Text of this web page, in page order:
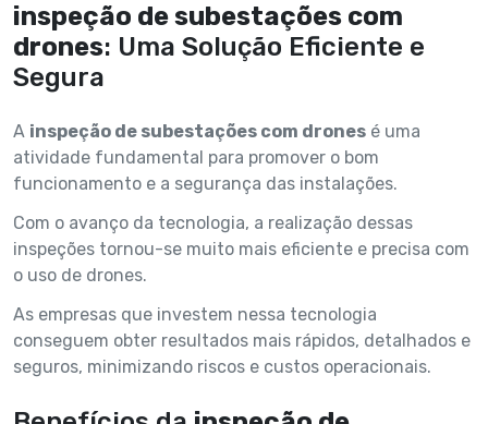
inspeção de subestações com
drones: Uma Solução Eficiente e
Segura
A inspeção de subestações com drones é uma
atividade fundamental para promover o bom
funcionamento e a segurança das instalações.
Com o avanço da tecnologia, a realização dessas
inspeções tornou-se muito mais eficiente e precisa com
o uso de drones.
As empresas que investem nessa tecnologia
conseguem obter resultados mais rápidos, detalhados e
seguros, minimizando riscos e custos operacionais.